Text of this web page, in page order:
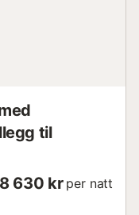
til
8 630 kr per natt